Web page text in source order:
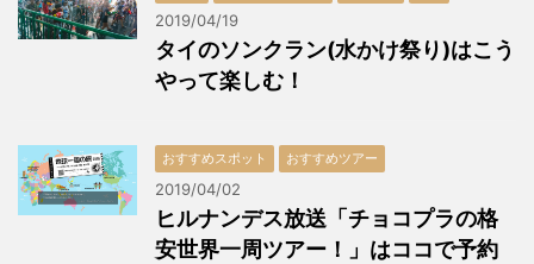
2019/04/19
タイのソンクラン(水かけ祭り)はこう
やって楽しむ！
おすすめスポット おすすめツアー
2019/04/02
ヒルナンデス放送「チョコプラの格
安世界一周ツアー！」はココで予約